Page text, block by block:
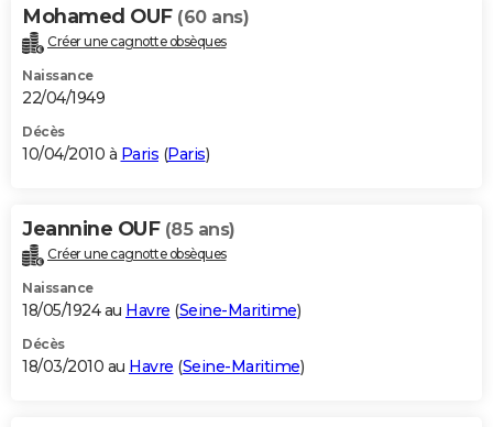
Mohamed OUF (60 ans)
Créer une cagnotte obsèques
Naissance
22/04/1949
Décès
10/04/2010 à Paris (Paris)
Jeannine OUF (85 ans)
Créer une cagnotte obsèques
Naissance
18/05/1924 au Havre (Seine-Maritime)
Décès
18/03/2010 au Havre (Seine-Maritime)